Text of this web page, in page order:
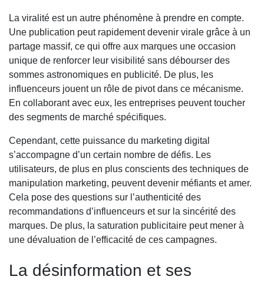
La viralité est un autre phénomène à prendre en compte.
Une publication peut rapidement devenir virale grâce à un
partage massif, ce qui offre aux marques une occasion
unique de renforcer leur visibilité sans débourser des
sommes astronomiques en publicité. De plus, les
influenceurs jouent un rôle de pivot dans ce mécanisme.
En collaborant avec eux, les entreprises peuvent toucher
des segments de marché spécifiques.
Cependant, cette puissance du marketing digital
s’accompagne d’un certain nombre de défis. Les
utilisateurs, de plus en plus conscients des techniques de
manipulation marketing, peuvent devenir méfiants et amer.
Cela pose des questions sur l’authenticité des
recommandations d’influenceurs et sur la sincérité des
marques. De plus, la saturation publicitaire peut mener à
une dévaluation de l’efficacité de ces campagnes.
La désinformation et ses